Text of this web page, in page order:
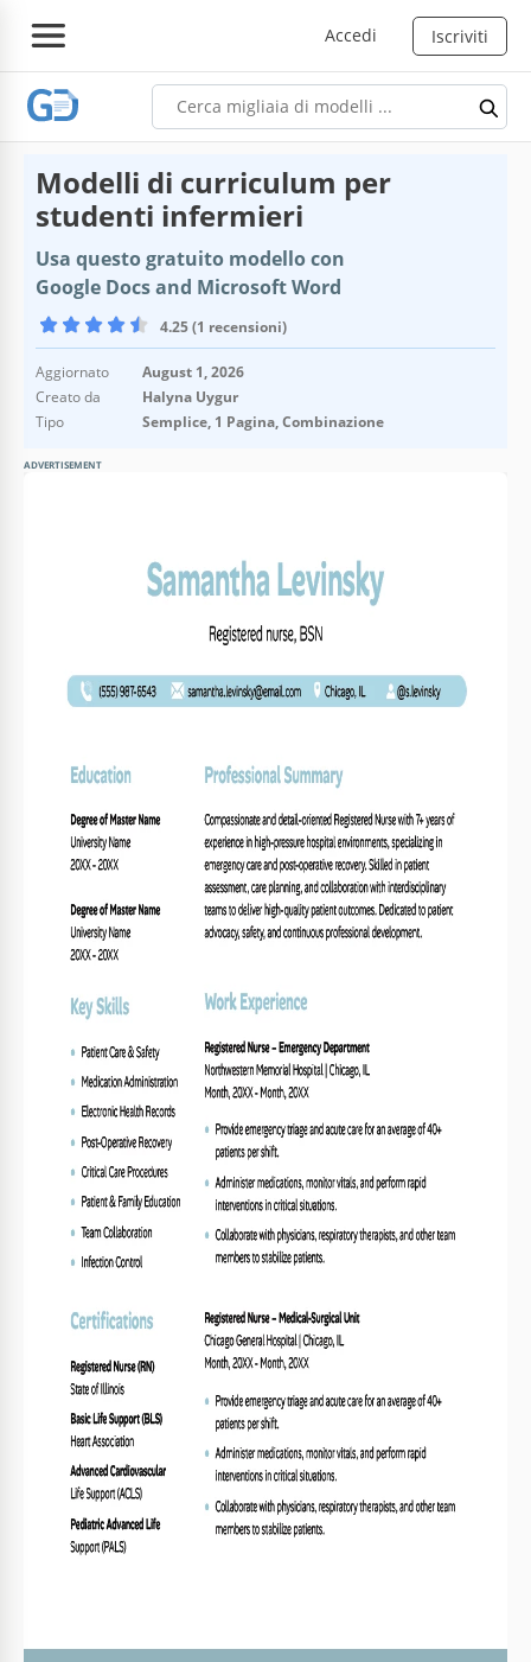
Accedi Iscriviti
Modelli di curriculum per
studenti infermieri
Usa questo gratuito modello con
Google Docs and Microsoft Word
4.25 (1 recensioni)
Aggiornato
August 1, 2026
Creato da
Halyna Uygur
Tipo
Semplice, 1 Pagina, Combinazione
ADVERTISEMENT